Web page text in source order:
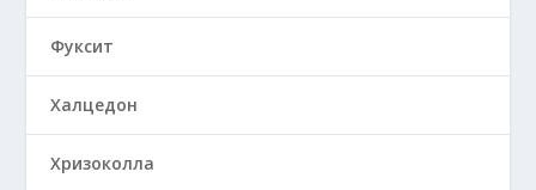
Фуксит
Халцедон
Хризоколла